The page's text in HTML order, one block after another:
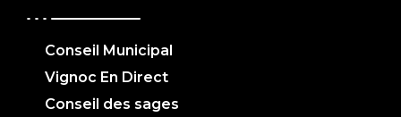
Conseil Municipal
Vignoc En Direct
Conseil des sages